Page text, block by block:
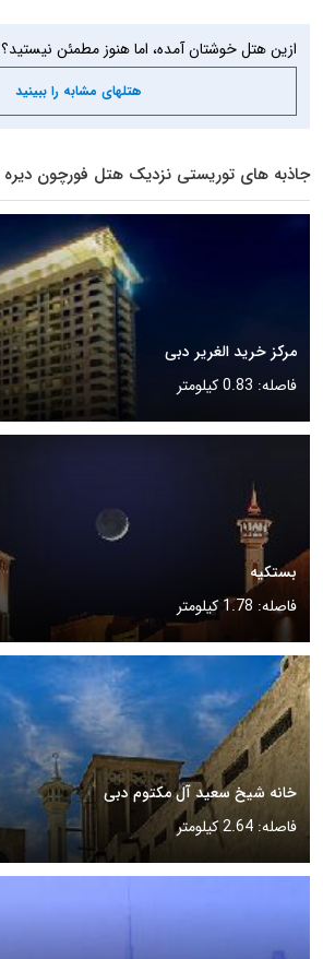
ازین هتل خوشتان آمده، اما هنوز مطمئن نیستید؟
هتلهای مشابه را ببینید
جاذبه های توریستی نزدیک هتل فورچون دیره
مرکز خرید الغریر دبی
فاصله: 0.83 کیلومتر
بستکیه
فاصله: 1.78 کیلومتر
خانه شیخ سعید آل مکتوم دبی
فاصله: 2.64 کیلومتر